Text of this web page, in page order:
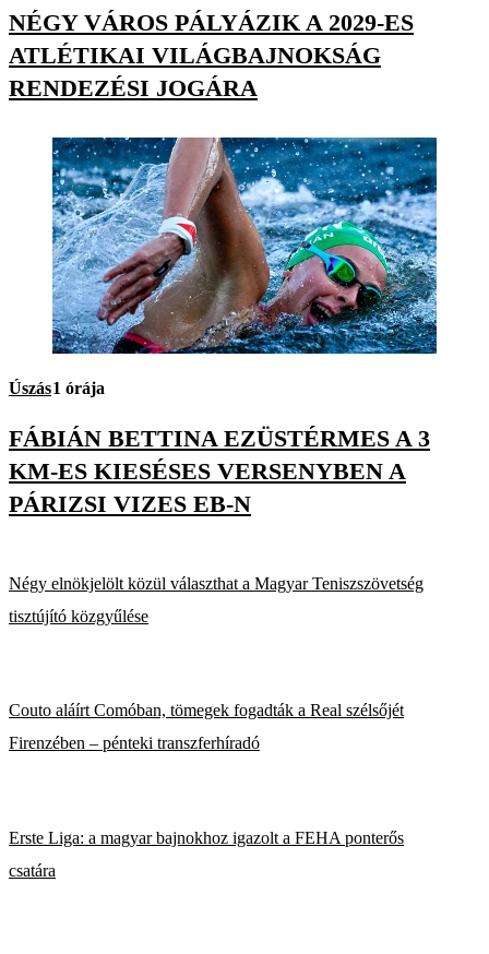
NÉGY VÁROS PÁLYÁZIK A 2029-ES
ATLÉTIKAI VILÁGBAJNOKSÁG
RENDEZÉSI JOGÁRA
Úszás1 órája
FÁBIÁN BETTINA EZÜSTÉRMES A 3
KM-ES KIESÉSES VERSENYBEN A
PÁRIZSI VIZES EB-N
Négy elnökjelölt közül választhat a Magyar Teniszszövetség
tisztújító közgyűlése
Couto aláírt Comóban, tömegek fogadták a Real szélsőjét
Firenzében – pénteki transzferhíradó
Erste Liga: a magyar bajnokhoz igazolt a FEHA ponterős
csatára